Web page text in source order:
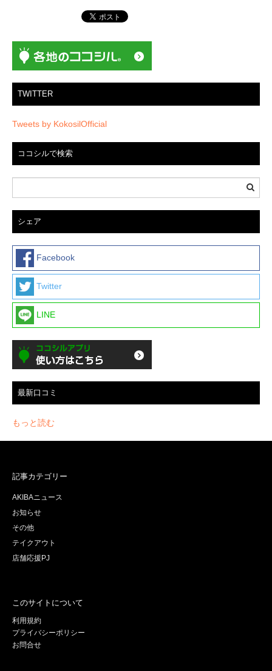
ン
TWITTER
Tweets by KokosilOfficial
ココシルで検索
シェア
Facebook
Twitter
LINE
最新口コミ
もっと読む
記事カテゴリー
AKIBAニュース
お知らせ
その他
テイクアウト
店舗応援PJ
このサイトについて
利用規約
プライバシーポリシー
お問合せ